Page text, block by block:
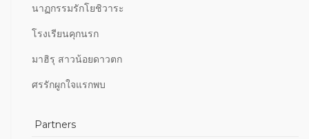
นาฏกรรมรักโยชิวาระ
โรงเรียนคุกนรก
มาฮิรุ สาวน้อยดาวตก
ศรรักผูกใจแรกพบ
Partners